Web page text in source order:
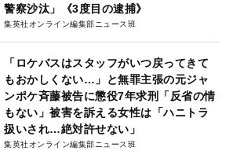
警察沙汰」《3度目の逮捕》
集英社オンライン編集部ニュース班
「ロケバスはスタッフがいつ戻ってきて
もおかしくない…」と無罪主張の元ジャ
ンポケ斉藤被告に懲役7年求刑「反省の情
もない」被害を訴える女性は「ハニトラ
扱いされ…絶対許せない」
集英社オンライン編集部ニュース班